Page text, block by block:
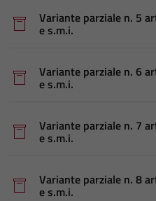
Variante parziale n. 5
e s.m.i.
Variante parziale n. 6
e s.m.i.
Variante parziale n. 7
e s.m.i.
Variante parziale n. 8
e s.m.i.